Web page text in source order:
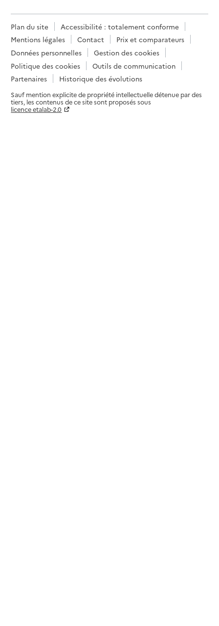
Plan du site
Accessibilité : totalement conforme
Mentions légales
Contact
Prix et comparateurs
Données personnelles
Gestion des cookies
Politique des cookies
Outils de communication
Partenaires
Historique des évolutions
Sauf mention explicite de propriété intellectuelle détenue par des
tiers, les contenus de ce site sont proposés sous
licence etalab-2.0